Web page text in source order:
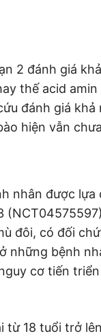
2 đánh giá
thế acid amin
đánh giá
hiện vẫn
nhân được
đôi, có đối
những bệnh
cơ tiến
từ 18 tuổi trở